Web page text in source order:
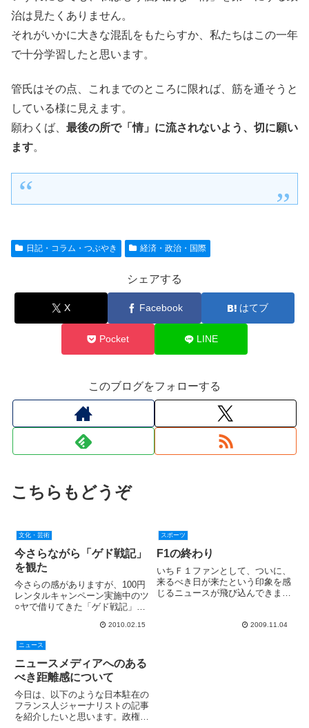
治は見たくありません。
それがいかに大きな混乱をもたらすか、私たちはこの一年
で十分学習したと思います。
管氏はその点、これまでのところに限れば、筋を通そうと
している様に見えます。
願わくば、 最後の所で「情」に流されないよう、切に願い
ます。
日記・コラム・つぶやき 経済・政治・国際
シェアする
X Facebook はてブ
Pocket LINE
このブログをフォローする
こちらもどうぞ
文化・芸術
今さらながら「ゲド戦記」
を観た
今さらの感がありますが、100円
レンタルキャンペーン実施中のツ
○ヤで借りてきた「ゲド戦記」を
た人の評価がひどかったため、と
ても新作 or 準新作の時期には借
りる気が起きず、今になってしま
ったというわけです。すで...
2010.02.15
スポーツ
F1の終わり
いちＦ１ファンとして、ついに、
来るべき日が来たという印象を感
じるニュースが飛び込んできまし
ンダ、ブリヂストンに続き、トヨ
2009.11.04
ニュース
ニュースメディアへのある
べき距離感について
今日は、以下のような日本駐在の
フランス人ジャーナリストの記事
を紹介したいと思います。政権交